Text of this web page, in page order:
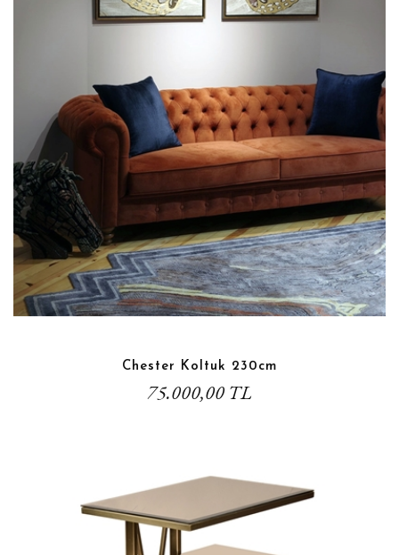
Chester Koltuk 230cm
75.000,00 TL